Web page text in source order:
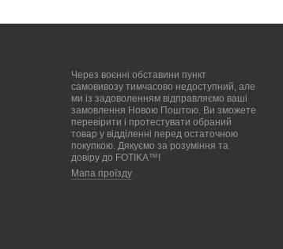
Через воєнні обставини пункт
самовивозу тимчасово недоступний, але
ми із задоволенням відправляємо ваші
замовлення Новою Поштою. Ви зможете
перевірити і протестувати обраний
товар у відділенні перед остаточною
покупкою. Дякуємо за розуміння та
довіру до FOTIKA™!
Мапа проїзду